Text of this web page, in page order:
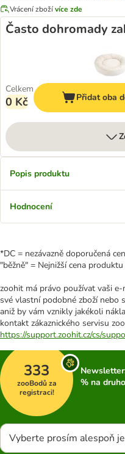
Vrácení zbožívíce zde
Často dohromady
Celkem
0 Kč Přidat oba
Popis produktu
Hodnocení
*DC = nezávazně doporučená
"běžně" = Nejnižší cena
zoohit má právo používat vaši
své vlastní podobné zboží nebo
aniž by vám vznikly jakékoli
kontakt zákaznického servisu
https://support.zoohit.cz/cs/
333
zooBodů za
registraci!
% na
Vyberte prosím alespoň